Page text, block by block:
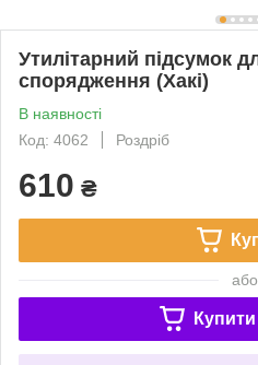
Утилітарний підсумок
спорядження (Хакі)
В наявності
Код: 4062
Роздріб
610 ₴
або
Купити